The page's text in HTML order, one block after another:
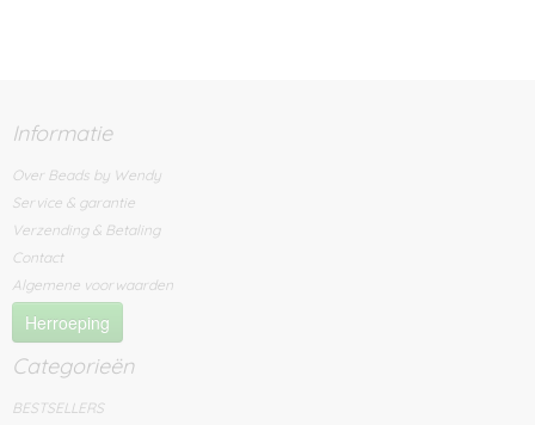
Informatie
Over Beads by Wendy
Service & garantie
Verzending & Betaling
Contact
Algemene voorwaarden
Herroeping
Categorieën
BESTSELLERS